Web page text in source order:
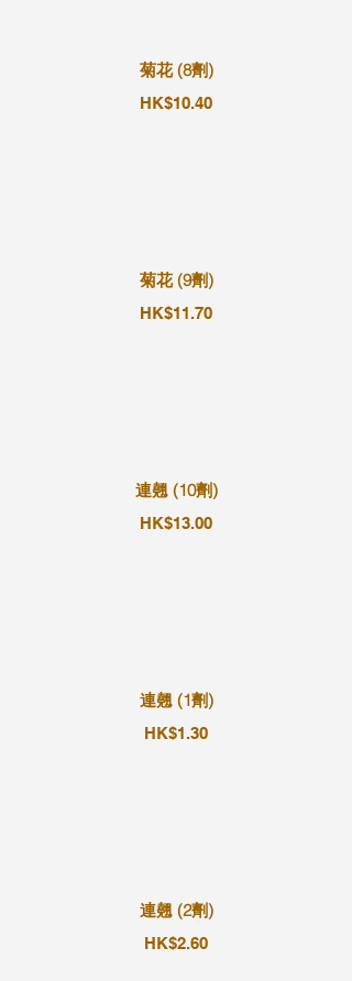
菊花 (8劑)
HK$10.40
菊花 (9劑)
HK$11.70
連翹 (10劑)
HK$13.00
連翹 (1劑)
HK$1.30
連翹 (2劑)
HK$2.60